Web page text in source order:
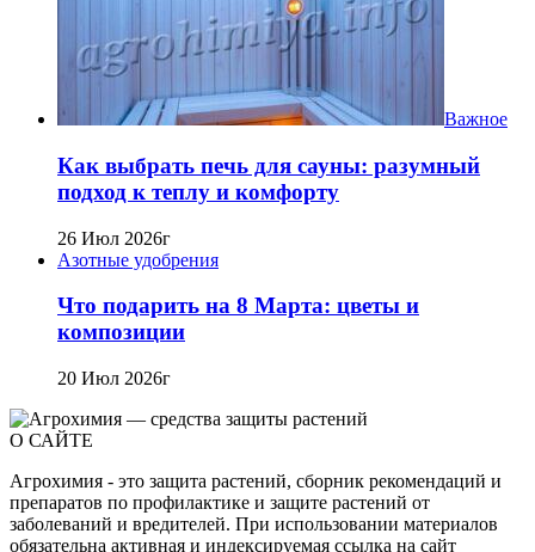
Важное
Как выбрать печь для сауны: разумный
подход к теплу и комфорту
26 Июл 2026г
Азотные удобрения
Что подарить на 8 Марта: цветы и
композиции
20 Июл 2026г
О САЙТЕ
Агрохимия - это защита растений, сборник рекомендаций и
препаратов по профилактике и защите растений от
заболеваний и вредителей. При использовании материалов
обязательна активная и индексируемая ссылка на сайт